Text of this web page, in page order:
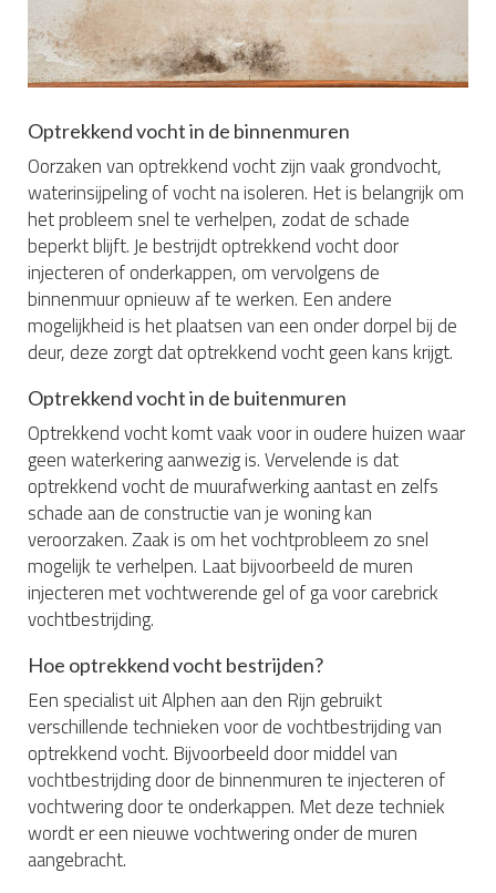
Optrekkend vocht in de binnenmuren
Oorzaken van optrekkend vocht zijn vaak grondvocht,
waterinsijpeling of vocht na isoleren. Het is belangrijk om
het probleem snel te verhelpen, zodat de schade
beperkt blijft. Je bestrijdt optrekkend vocht door
injecteren of onderkappen, om vervolgens de
binnenmuur opnieuw af te werken. Een andere
mogelijkheid is het plaatsen van een onder dorpel bij de
deur, deze zorgt dat optrekkend vocht geen kans krijgt.
Optrekkend vocht in de buitenmuren
Optrekkend vocht komt vaak voor in oudere huizen waar
geen waterkering aanwezig is. Vervelende is dat
optrekkend vocht de muurafwerking aantast en zelfs
schade aan de constructie van je woning kan
veroorzaken. Zaak is om het vochtprobleem zo snel
mogelijk te verhelpen. Laat bijvoorbeeld de muren
injecteren met vochtwerende gel of ga voor carebrick
vochtbestrijding.
Hoe optrekkend vocht bestrijden?
Een specialist uit Alphen aan den Rijn gebruikt
verschillende technieken voor de vochtbestrijding van
optrekkend vocht. Bijvoorbeeld door middel van
vochtbestrijding door de binnenmuren te injecteren of
vochtwering door te onderkappen. Met deze techniek
wordt er een nieuwe vochtwering onder de muren
aangebracht.